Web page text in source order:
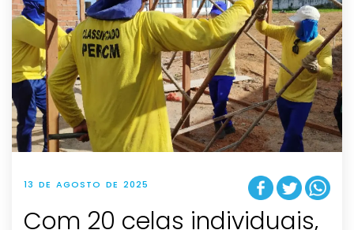
13 DE AGOSTO DE 2025
Com 20 celas individuais,